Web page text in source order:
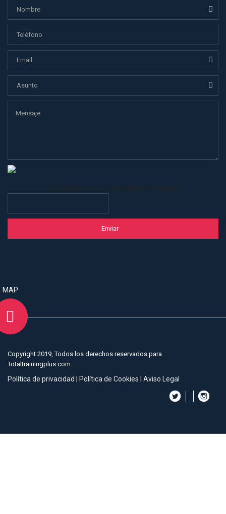
MAP
Copyright 2019, Todos los derechos reservados para
Totaltrainingplus.com.
Política de privacidad | Política de Cookies | Aviso Legal